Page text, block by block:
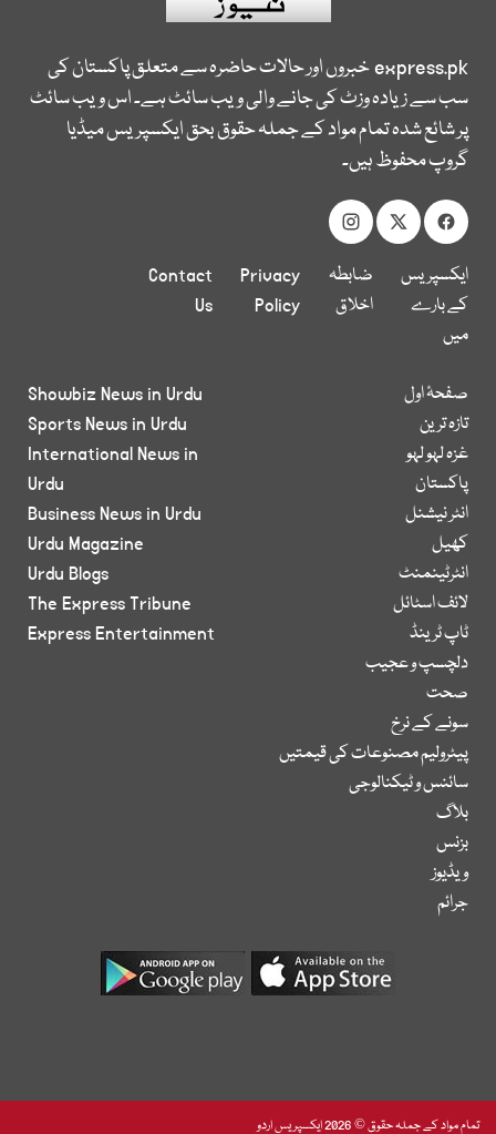
express.pkخبروں اور حالات حاضرہ سے متعلق پاکستان کی
سب سے زیادہ وزٹ کی جانے والی ویب سائٹ ہے۔ اس ویب سائٹ
پر شائع شدہ تمام مواد کے جملہ حقوق بحق ایکسپریس میڈیا
گروپ محفوظ ہیں۔
ایکسپریس
کے بارے
میں
ضابطہ
اخلاق
Privacy
Policy
Contact
Us
صفحۂ اول
تازہ ترین
غزہ لہو لہو
پاکستان
انٹر نیشنل
کھیل
انٹرٹینمنٹ
لائف اسٹائل
ٹاپ ٹرینڈ
دلچسپ و عجیب
صحت
سونے کے نرخ
پیٹرولیم مصنوعات کی قیمتیں
سائنس و ٹیکنالوجی
بلاگ
بزنس
ویڈیوز
جرائم
Showbiz News in Urdu
Sports News in Urdu
International News in
Urdu
Business News in Urdu
Urdu Magazine
Urdu Blogs
The Express Tribune
Express Entertainment
تمام مواد کے جملہ حقوق © 2026 ایکسپریس اردو